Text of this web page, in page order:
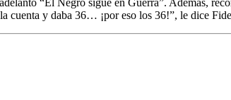
“El Negro sigue en Guerra”. Además,
cuenta y daba 36… ¡por eso los 36!”, le dice